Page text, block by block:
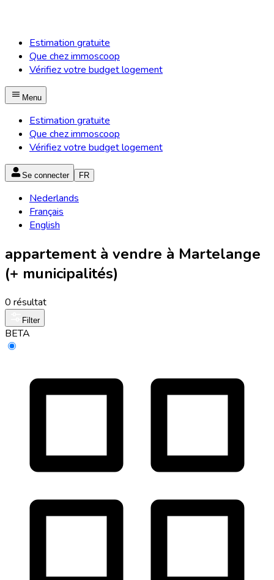
Estimation gratuite
Que chez immoscoop
Vérifiez votre budget logement
Menu
Estimation gratuite
Que chez immoscoop
Vérifiez votre budget logement
Se connecter FR
Nederlands
Français
English
appartement à vendre à Martelange
(+ municipalités)
0 résultat
Filter
BETA